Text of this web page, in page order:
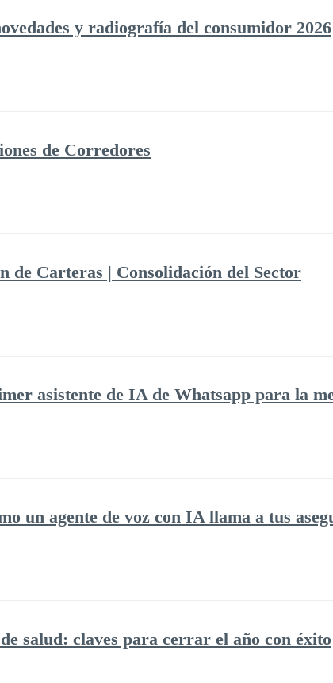
y radiografía del consumidor 2026
de Corredores
de Carteras | Consolidación del Sector
asistente de IA de Whatsapp para la
un agente de voz con IA llama a tus
salud: claves para cerrar el año con éxito